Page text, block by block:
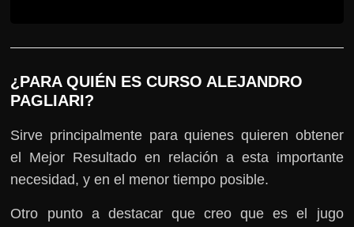
¿PARA QUIÉN ES CURSO ALEJANDRO
PAGLIARI?
Sirve principalmente para quienes quieren obtener
el Mejor Resultado en relación a esta importante
necesidad, y en el menor tiempo posible.
Otro punto a destacar que creo que es el jugo